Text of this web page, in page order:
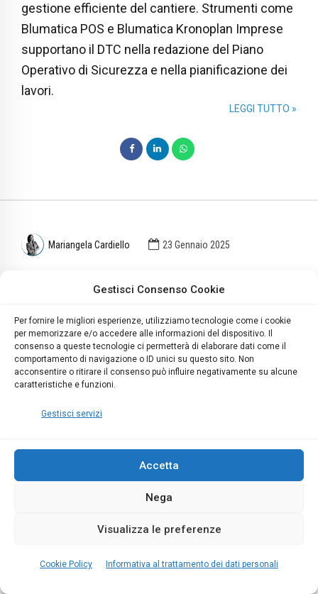
Gestisci Consenso Cookie
Per fornire le migliori esperienze, utilizziamo tecnologie come i cookie
per memorizzare e/o accedere alle informazioni del dispositivo. Il
consenso a queste tecnologie ci permetterà di elaborare dati come il
comportamento di navigazione o ID unici su questo sito. Non
acconsentire o ritirare il consenso può influire negativamente su alcune
caratteristiche e funzioni.
Gestisci servizi
Accetta
Nega
Visualizza le preferenze
Cookie Policy Informativa al trattamento dei dati personali
gestione efficiente del cantiere. Strumenti come
Blumatica POS e Blumatica Kronoplan Imprese
supportano il DTC nella redazione del Piano
Operativo di Sicurezza e nella pianificazione dei
lavori.
LEGGI TUTTO »
Mariangela Cardiello 23 Gennaio 2025
AGGIORNAMENTI NORMATIVI PRATICHE EDILIZIE
Bonus Edilizia 2025: Scopri le novità normative
11579 0
La Legge di Bilancio 2025 introduce novità sui